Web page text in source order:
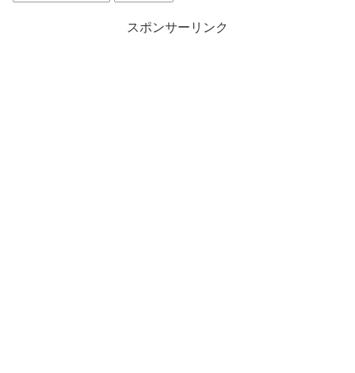
スポンサーリンク